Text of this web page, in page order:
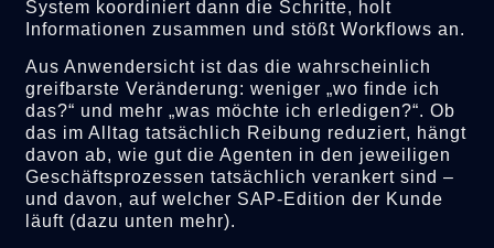
System koordiniert dann die Schritte, holt
Informationen zusammen und stößt Workflows an.
Aus Anwendersicht ist das die wahrscheinlich
greifbarste Veränderung: weniger „wo finde ich
das?“ und mehr „was möchte ich erledigen?“. Ob
das im Alltag tatsächlich Reibung reduziert, hängt
davon ab, wie gut die Agenten in den jeweiligen
Geschäftsprozessen tatsächlich verankert sind –
und davon, auf welcher SAP-Edition der Kunde
läuft (dazu unten mehr).